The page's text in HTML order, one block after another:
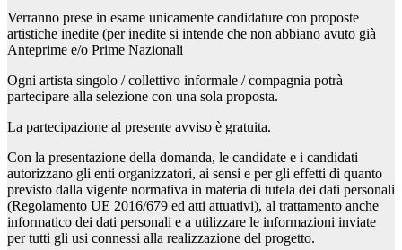
Verranno prese in esame unicamente candidature con proposte
artistiche inedite (per inedite si intende che non abbiano avuto già
Anteprime e/o Prime Nazionali
Ogni artista singolo / collettivo informale / compagnia potrà
partecipare alla selezione con una sola proposta.
La partecipazione al presente avviso è gratuita.
Con la presentazione della domanda, le candidate e i candidati
autorizzano gli enti organizzatori, ai sensi e per gli effetti di quanto
previsto dalla vigente normativa in materia di tutela dei dati personali
(Regolamento UE 2016/679 ed atti attuativi), al trattamento anche
informatico dei dati personali e a utilizzare le informazioni inviate
per tutti gli usi connessi alla realizzazione del progetto.